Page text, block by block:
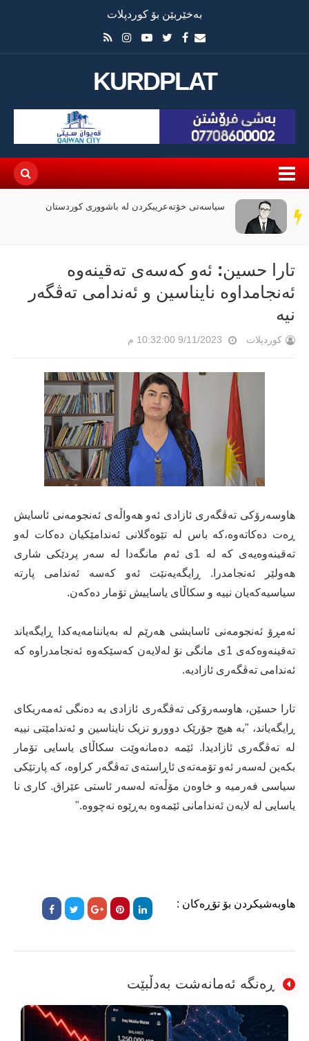
بەخێربێن بۆ کوردپلات
KURDPLAT
سەر
دێڕ
سیاسەتی خۆتەعریبکردن لە باشووری کوردستان
تارا حسین: ئەو کەسەی تەقینەوە
ئەنجامداوە نایناسین و ئەندامی تەڤگەر
نیە
کوردپلات 9/11/2023 10:32:00 م
هاوسەرۆکی تەڤگەری ئازادی ئەو هەواڵەی ئەنجومەنی ئاسایش
ڕەت دەکاتەوە،کە باس لە تێوەگلانی ئەندامێکیان دەکات لەو
تەقینەوەیەی کە لە 1ی ئەم مانگەدا لە سەر پردێکی شاری
هەولێر ئەنجامدرا. ڕایگەیەنێت ئەو کەسە ئەندامی پارتە
سیاسیەکەیان نییە و سکاڵای یاساییش تۆمار دەکەن.
ئەمڕۆ ئەنجومەنی ئاسایشی هەرێم لە بەیاننامەیەکدا ڕایگەیاند
تەقینەوەکەی 1ی مانگی نۆ لەلایەن کەسێکەوە ئەنجامدراوە کە
ئەندامی تەڤگەری ئازادیە.
تارا حسێن، هاوسەرۆکی تەڤگەری ئازادی بە دەنگی ئەمەریکای
ڕایگەیاند، "بە هیچ جۆرێک دوورو نزیک نایناسین و ئەندامێتی نییە
لە تەڤگەری ئازادیدا. ئێمە دەمانەوێت سکاڵای یاسایی تۆمار
بکەین لەسەر ئەو تۆمەتەی ئاڕاستەی تەڤگەر کراوە، کە پارتێکی
سیاسی فەرمیە و خاوەن مۆڵەتە لەسەر ئاستی عێراق. کاری نا
یاسایی لە لایەن ئەندامانی ئێمەوە بەڕێوە نەچووە."
هاوبەشیکردن بۆ تۆڕەکان :
ڕەنگە ئەمانەشت بەدڵبێت